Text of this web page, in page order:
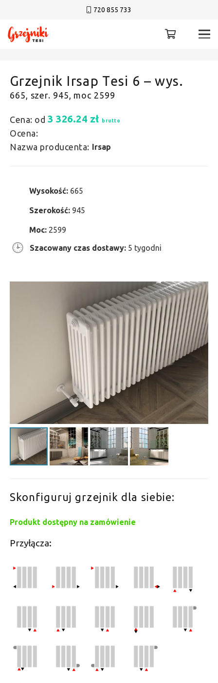
720 855 733
Grzejnik Irsap Tesi 6 – wys.
665, szer. 945, moc 2599
Cena: od 3 326.24 zł brutto
Ocena:
Nazwa producenta: Irsap
Wysokość: 665
Szerokość: 945
Moc: 2599
Szacowany czas dostawy: 5 tygodni
Skonfiguruj grzejnik dla siebie:
Produkt dostępny na zamówienie
Przyłącza: